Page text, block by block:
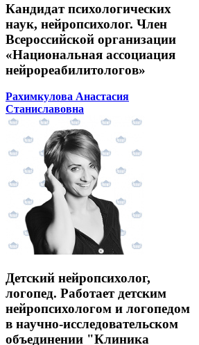
Кандидат психологических
наук, нейропсихолог. Член
Всероссийской организации
«Национальная ассоциация
нейрореабилитологов»
Рахимкулова Анастасия
Станиславовна
Детский нейропсихолог,
логопед. Работает детским
нейропсихологом и логопедом
в научно-исследовательском
объединении "Клиника